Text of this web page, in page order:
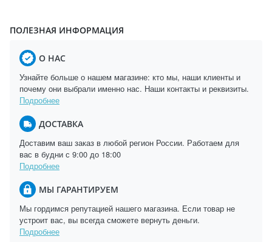
ПОЛЕЗНАЯ ИНФОРМАЦИЯ
О НАС
Узнайте больше о нашем магазине: кто мы, наши клиенты и
почему они выбрали именно нас. Наши контакты и реквизиты.
Подробнее
ДОСТАВКА
Доставим ваш заказ в любой регион России. Работаем для
вас в будни с 9:00 до 18:00
Подробнее
МЫ ГАРАНТИРУЕМ
Мы гордимся репутацией нашего магазина. Если товар не
устроит вас, вы всегда сможете вернуть деньги.
Подробнее